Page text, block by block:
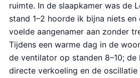
ruimte. In de slaapkamer was de
stand 1–2 hoorde ik bijna niets
voelde aangenamer aan zonder
Tijdens een warme dag in de
de ventilator op standen 8–10;
directe verkoeling en de